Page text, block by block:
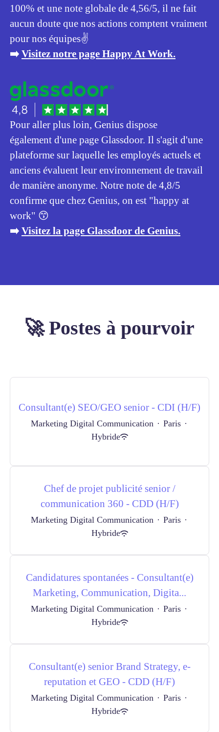
100% et une note globale de 4,56/5, il ne fait
aucun doute que nos actions comptent vraiment
pour nos équipes✌️
➡️ Visitez notre page Happy At Work.
Pour aller plus loin, Genius dispose
également d'une page Glassdoor. Il s'agit d'une
plateforme sur laquelle les employés actuels et
anciens évaluent leur environnement de travail
de manière anonyme. Notre note de 4,8/5
confirme que chez Genius, on est "happy at
work" 😙
➡️ Visitez la page Glassdoor de Genius.
🚀 Postes à pourvoir
Consultant(e) SEO/GEO senior - CDI (H/F)
Marketing Digital Communication · Paris ·
Hybride
Chef de projet publicité senior /
communication 360 - CDD (H/F)
Marketing Digital Communication · Paris ·
Hybride
Candidatures spontanées - Consultant(e)
Marketing, Communication, Digita...
Marketing Digital Communication · Paris ·
Hybride
Consultant(e) senior Brand Strategy, e-
reputation et GEO - CDD (H/F)
Marketing Digital Communication · Paris ·
Hybride